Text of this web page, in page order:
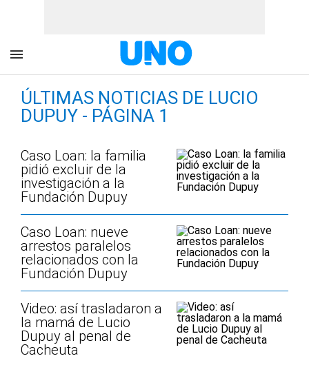
ÚLTIMAS NOTICIAS DE LUCIO
DUPUY - PÁGINA 1
Caso Loan: la familia
pidió excluir de la
investigación a la
Fundación Dupuy
Caso Loan: nueve
arrestos paralelos
relacionados con la
Fundación Dupuy
Video: así trasladaron a
la mamá de Lucio
Dupuy al penal de
Cacheuta